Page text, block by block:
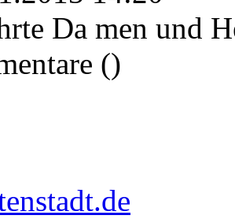
Da men und
()